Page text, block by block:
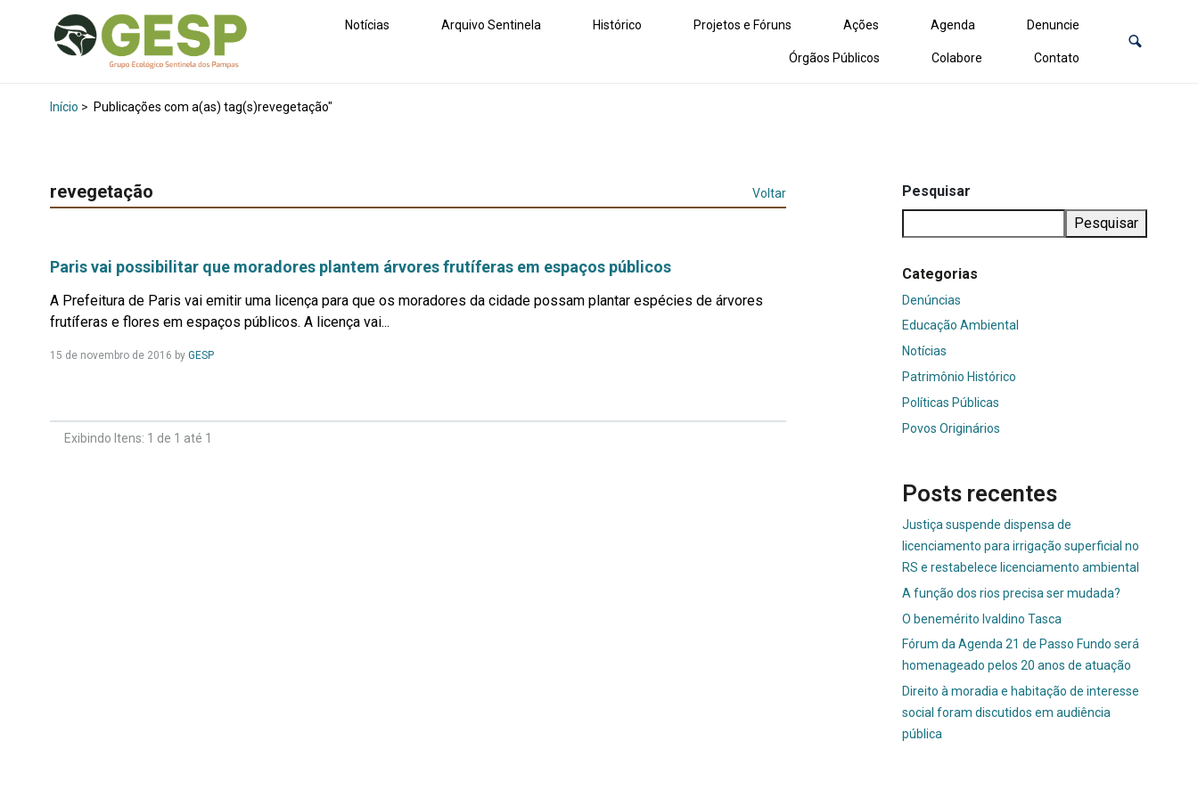
Notícias Arquivo Sentinela Histórico Projetos e Fóruns Ações Agenda Denuncie
Órgãos Públicos Colabore Contato
Início > Publicações com a(as) tag(s)revegetação"
revegetação Voltar
Paris vai possibilitar que moradores plantem árvores frutíferas em espaços públicos
A Prefeitura de Paris vai emitir uma licença para que os moradores da cidade possam plantar espécies de árvores
frutíferas e flores em espaços públicos. A licença vai...
15 de novembro de 2016 by GESPLeia
Exibindo Itens: 1 de 1 até 1
Pesquisar
Pesquisar
Categorias
Denúncias
Educação Ambiental
Notícias
Patrimônio Histórico
Políticas Públicas
Povos Originários
Posts recentes
Justiça suspende dispensa de
licenciamento para irrigação superficial no
RS e restabelece licenciamento ambiental
A função dos rios precisa ser mudada?
O benemérito Ivaldino Tasca
Fórum da Agenda 21 de Passo Fundo será
homenageado pelos 20 anos de atuação
Direito à moradia e habitação de interesse
social foram discutidos em audiência
pública